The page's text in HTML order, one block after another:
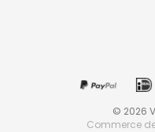
© 2026
Commerce